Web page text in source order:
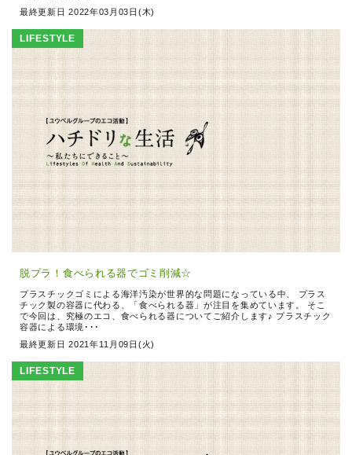
最終更新日 2022年03月03日(木)
脱プラ！食べられる器でゴミ削減☆
プラスチックゴミによる海洋汚染が世界的な問題になっている中、 プラス
チック製の容器に代わる、「食べられる器」が注目を集めています。 そこ
で今回は、究極のエコ、食べられる器についてご紹介します♪ プラスチック
容器による環境･･･
最終更新日 2021年11月09日(火)
LIFESTYLE
LIFESTYLE